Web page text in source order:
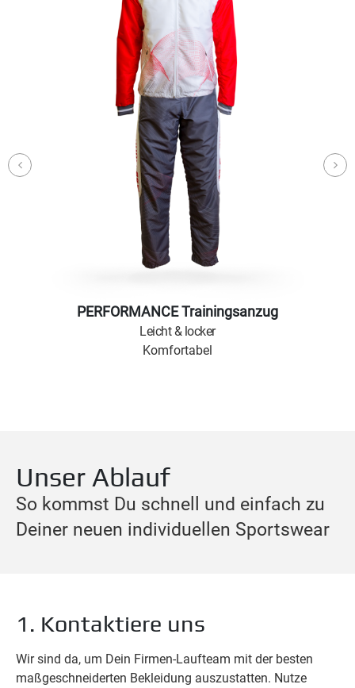
PERFORMANCE Trainingsanzug
Leicht & locker
Komfortabel
Unser Ablauf
So kommst Du schnell und einfach zu
Deiner neuen individuellen Sportswear
1. Kontaktiere uns
Wir sind da, um Dein Firmen-Laufteam mit der besten
maßgeschneiderten Bekleidung auszustatten. Nutze